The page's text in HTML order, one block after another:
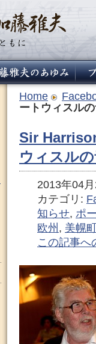
Home
ートウィスル
Sir
ウィスル
2013年04
カテゴリ:
知らせ, ポ
欧州 , 美幌
この記事へ